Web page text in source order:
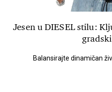
Jesen u DIESEL stilu:
Balansirajte dinamičan